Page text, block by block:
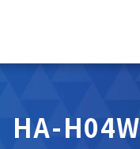
HA-H04W